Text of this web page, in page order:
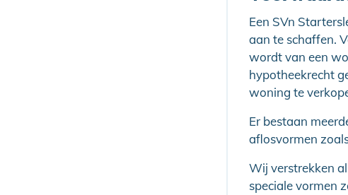
Een SVn
aan te schaffen.
wordt van een
hypotheekrecht
woning te
Er bestaan
aflosvormen
Wij verstrekken
speciale vormen